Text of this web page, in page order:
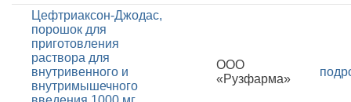
Цефтриаксон-Джодас,
порошок для
приготовления
раствора для
внутривенного и
внутримышечного
ООО
«Рузфарма»